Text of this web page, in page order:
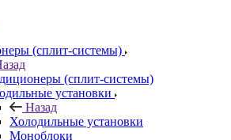
(сплит-системы)
(сплит-системы)
установки
Назад
Холодильные установки
Моноблоки